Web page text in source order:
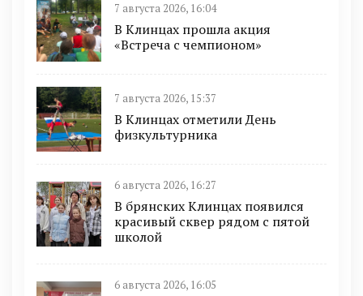
7 августа 2026, 16:04
В Клинцах прошла акция
«Встреча с чемпионом»
7 августа 2026, 15:37
В Клинцах отметили День
физкультурника
6 августа 2026, 16:27
В брянских Клинцах появился
красивый сквер рядом с пятой
школой
6 августа 2026, 16:05